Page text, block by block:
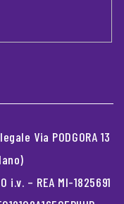
Via PODGORA 13
– REA MI-1825691